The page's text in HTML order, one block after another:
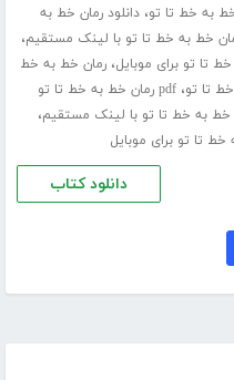
خط به خط تا تو،دانلود رمان خط به
خط به خط تا تو با لینک مستقیم،
تا تو برای موبایل،رمان خط به خط
تا تو،
pdf رمان خط به خط تا تو
خط به خط تا تو با لینک مستقیم،
تا تو برای موبایل
دانلود کتاب